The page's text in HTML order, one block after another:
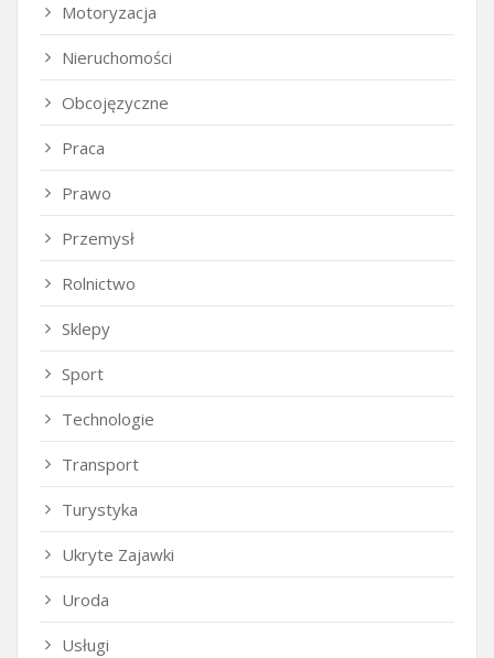
Motoryzacja
Nieruchomości
Obcojęzyczne
Praca
Prawo
Przemysł
Rolnictwo
Sklepy
Sport
Technologie
Transport
Turystyka
Ukryte Zajawki
Uroda
Usługi